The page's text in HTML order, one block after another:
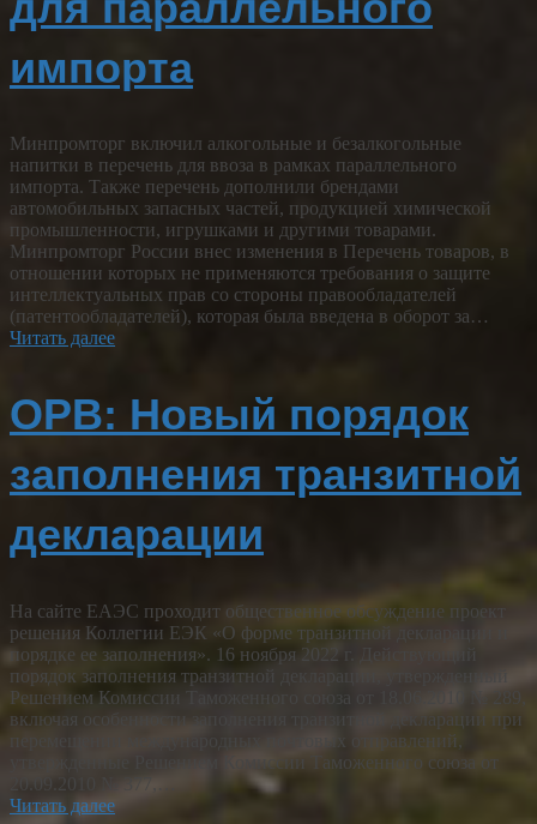
импорта
Минпромторг включил алкогольные и безалкогольные
напитки в перечень для ввоза в рамках параллельного
импорта. Также перечень дополнили брендами
автомобильных запасных частей, продукцией химической
промышленности, игрушками и другими товарами.
Минпромторг России внес изменения в Перечень товаров, в
отношении которых не применяются требования о защите
интеллектуальных прав со стороны правообладателей
(патентообладателей), которая была введена в оборот за…
Читать далее
ОРВ: Новый порядок
заполнения транзитной
декларации
На сайте ЕАЭС проходит общественное обсуждение проект
решения Коллегии ЕЭК «О форме транзитной декларации и
порядке ее заполнения». 16 ноября 2022 г. Действующий
порядок заполнения транзитной декларации, утвержденный
Решением Комиссии Таможенного союза от 18.06.2010 № 289,
включая особенности заполнения транзитной декларации при
перемещении международных почтовых отправлений,
утвержденные Решением Комиссии Таможенного союза от
Читать далее